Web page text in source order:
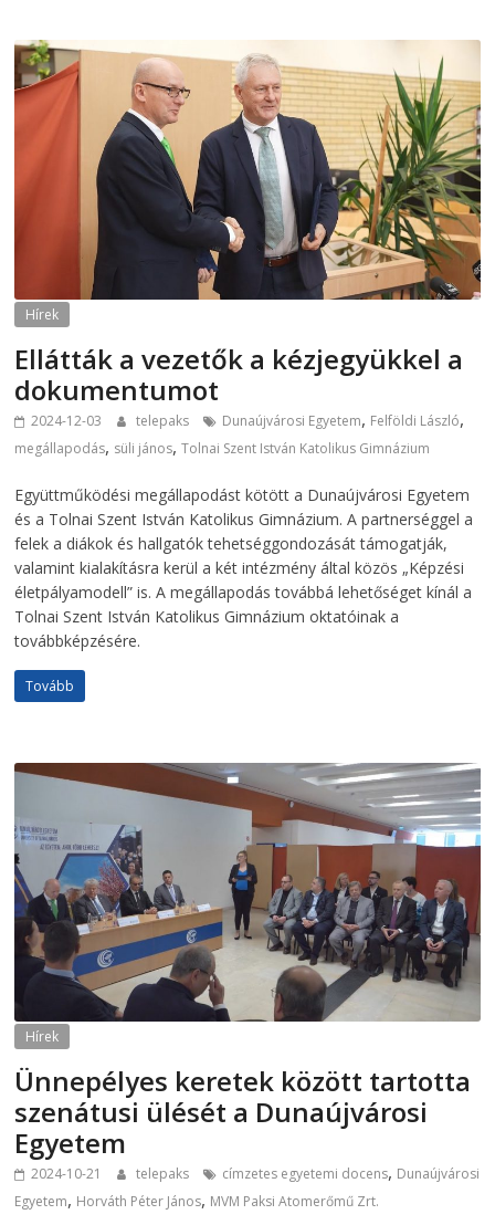
Hírek
Ellátták a vezetők a kézjegyükkel a
dokumentumot
2024-12-03 telepaks Dunaújvárosi Egyetem, Felföldi László,
megállapodás, süli jános,Tolnai Szent István Katolikus Gimnázium
Együttműködési megállapodást kötött a Dunaújvárosi Egyetem
és a Tolnai Szent István Katolikus Gimnázium. A partnerséggel a
felek a diákok és hallgatók tehetséggondozását támogatják,
valamint kialakításra kerül a két intézmény által közös „Képzési
életpályamodell” is. A megállapodás továbbá lehetőséget kínál a
Tolnai Szent István Katolikus Gimnázium oktatóinak a
továbbképzésére.
Tovább
Hírek
Ünnepélyes keretek között tartotta
szenátusi ülését a Dunaújvárosi
Egyetem
2024-10-21 telepaks címzetes egyetemi docens, Dunaújvárosi
Egyetem, Horváth Péter János, MVM Paksi Atomerőmű Zrt.